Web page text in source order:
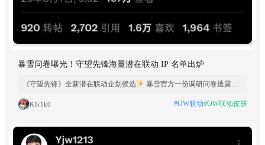
暴雪问卷曝光！守望先锋海量潜在联动 IP 名单出炉
《守望先锋》全新潜在联动企划候选
暴雪官方一份调研问卷透露，
2077》、《光环》、ILLIT（韩国女团）、DC 正义联盟、Kpop 女团
K1r1k0 #OW联动#OW联动皮肤